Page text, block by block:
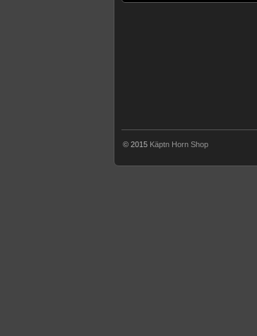
© 2015 Käptn Horn Shop